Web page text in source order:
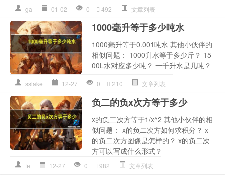
ga 01-02 0 492 文章列表
1000毫升等于多少吨水
1000毫升等于0.001吨水 其他小伙伴的
相似问题： 1000升水等于多少斤？ 15
00L水对应多少吨？ 一千升水是几吨？
sslake 12-27 0 210 文章列表
负二的负x次方等于多少
x的负二次方等于1/x^2 其他小伙伴的相
似问题： x的负二次方如何求积分？ x
的负二次方图像是怎样的？ x的负二次
方可以写成什么形式？
fe 12-27 0 982 文章列表